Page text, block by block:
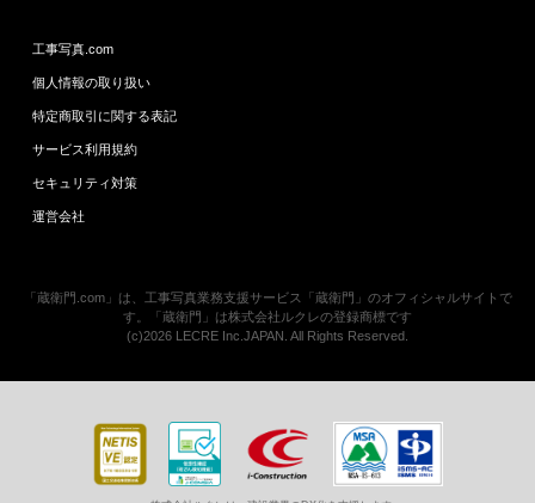
工事写真.com
個人情報の取り扱い
特定商取引に関する表記
サービス利用規約
セキュリティ対策
運営会社
「蔵衛門.com」は、工事写真業務支援サービス「蔵衛門」のオフィシャルサイトで
す。「蔵衛門」は株式会社ルクレの登録商標です
(c)2026 LECRE Inc.JAPAN. All Rights Reserved.